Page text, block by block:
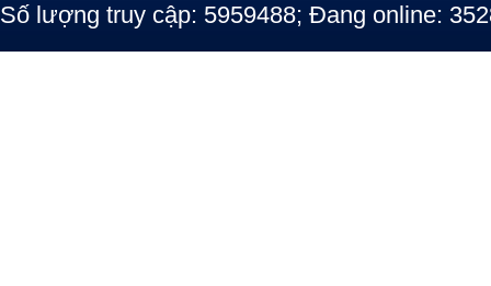
Số lượng truy cập: 5959488; Đang online: